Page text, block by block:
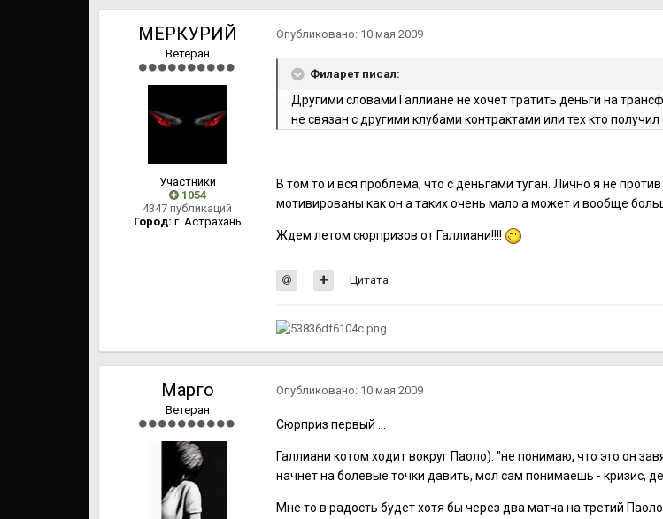
МЕРКУРИЙ
Ветеран
Участники
1054
4347 публикаций
Город: г. Астрахань
Опубликовано: 10 мая 2009
Филарет писал:
Другими словами Галлиане не хочет тратить деньги на
не связан с другими клубами контрактами или тех кто
В том то и вся проблема, что с деньгами туган. Лично я не
мотивированы как он а таких очень мало а может и вообще
Ждем летом сюрпризов от Галлиани!!!!
Цитата
Mарго
Ветеран
Опубликовано: 10 мая 2009
Сюрприз первый ...
Галлиани котом ходит вокруг Паоло): "не понимаю, что это он
начнет на болевые точки давить, мол сам понимаешь - кризис,
Мне то в радость будет хотя бы через два матча на третий